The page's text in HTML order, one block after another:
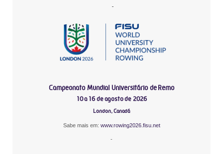
-
Campeonato Mundial Universitário de Remo
10 a 16 de agosto de 2026
London, Canadá
Sabe mais em: www.rowing2026.fisu.net
-